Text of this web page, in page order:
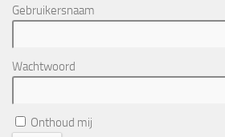
Gebruikersnaam
Wachtwoord
Onthoud mij